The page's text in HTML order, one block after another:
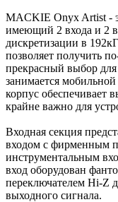
MACKIE Onyx Artist -
имеющий 2 входа и 2
дискретизации в
позволяет получить
прекрасный выбор для
занимается
корпус обеспечивает
крайне важно для
Входная секция
входом с фирменным
инструментальным
вход оборудован
переключателем Hi-Z
выходного сигнала.